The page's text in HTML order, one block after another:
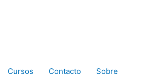
Cursos Contacto Sobre